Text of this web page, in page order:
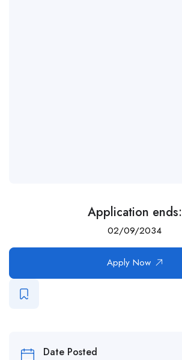
Application ends:
02/09/2034
Apply Now
Date Posted